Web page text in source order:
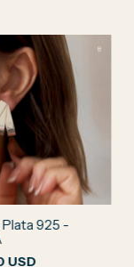
925 -
USD